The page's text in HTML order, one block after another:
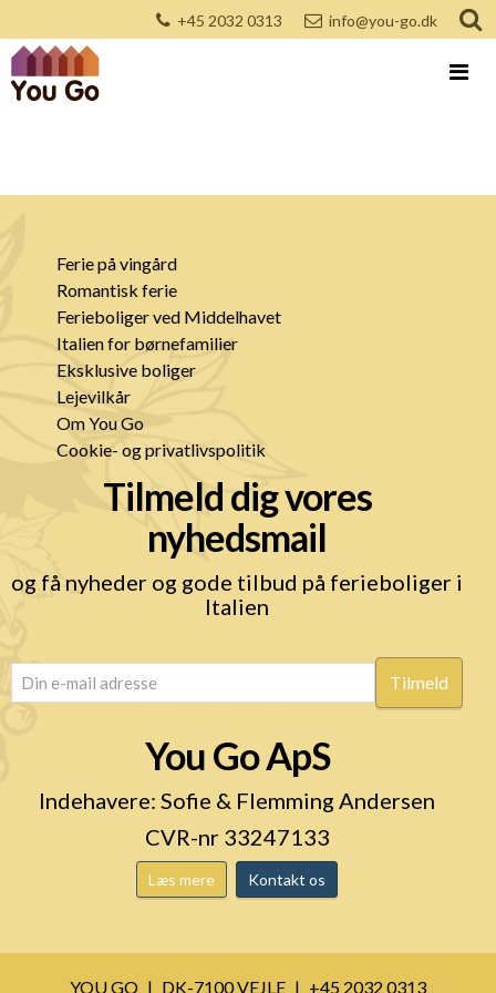
+45 2032 0313 info@you-go.dk
Ferie på vingård
Romantisk ferie
Ferieboliger ved Middelhavet
Italien for børnefamilier
Eksklusive boliger
Lejevilkår
Om You Go
Cookie- og privatlivspolitik
Tilmeld dig vores
nyhedsmail
og få nyheder og gode tilbud på ferieboliger i
Italien
(Påkrævet)
You Go ApS
Indehavere: Sofie & Flemming Andersen
CVR-nr 33247133
Læs mere Kontakt os
YOU GO DK-7100 VEJLE +45 2032 0313